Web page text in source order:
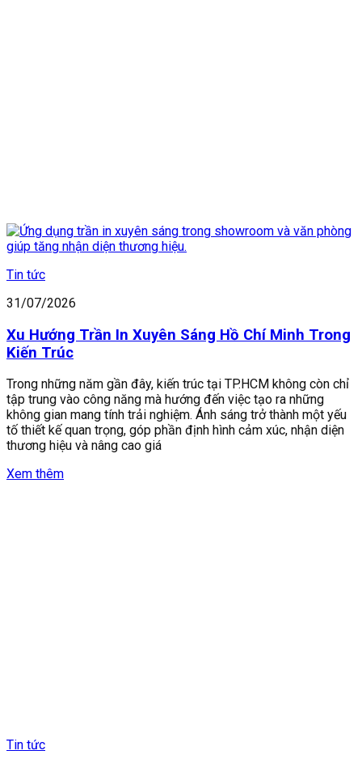
Tin tức
31/07/2026
Xu Hướng Trần In Xuyên Sáng Hồ Chí Minh Trong
Kiến Trúc
Trong những năm gần đây, kiến trúc tại TP.HCM không còn chỉ
tập trung vào công năng mà hướng đến việc tạo ra những
không gian mang tính trải nghiệm. Ánh sáng trở thành một yếu
tố thiết kế quan trọng, góp phần định hình cảm xúc, nhận diện
thương hiệu và nâng cao giá
Xem thêm
Tin tức